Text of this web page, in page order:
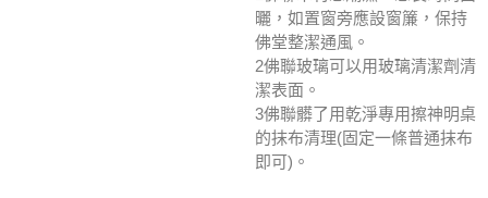
曬，如置窗旁應設窗簾，保持
佛堂整潔通風。
2佛聯玻璃可以用玻璃清潔劑清
潔表面。
3佛聯髒了用乾淨專用擦神明桌
的抹布清理(固定一條普通抹布
即可)。